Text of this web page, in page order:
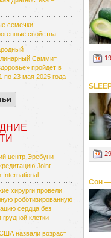
семечки:
свойства
Саммит
пройдет в
по 23 мая 2025 года
центр Эребуни
Joint
International
хирурги провели
роботизированную
сердца без
клетки
назвали возраст
Сон —